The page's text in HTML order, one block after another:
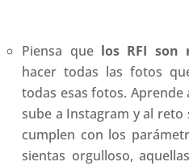
Piensa que los RFI son
hacer todas las fotos
todas esas fotos.
sube a Instagram y al reto
cumplen con los
sientas orgulloso,